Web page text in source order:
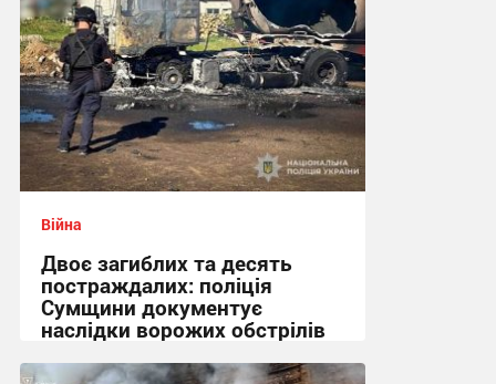
Війна
Двоє загиблих та десять
постраждалих: поліція
Сумщини документує
наслідки ворожих обстрілів